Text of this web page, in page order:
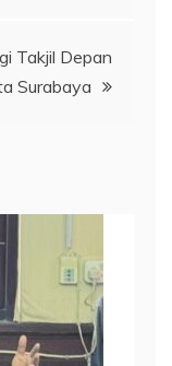
Takjil Depan
Surabaya